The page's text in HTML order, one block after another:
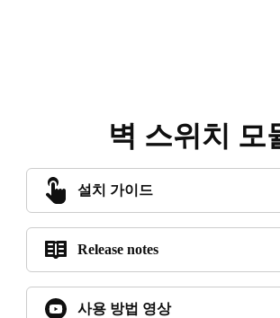
벽 스위치 모
설치 가이드
Release notes
사용 방법 영상